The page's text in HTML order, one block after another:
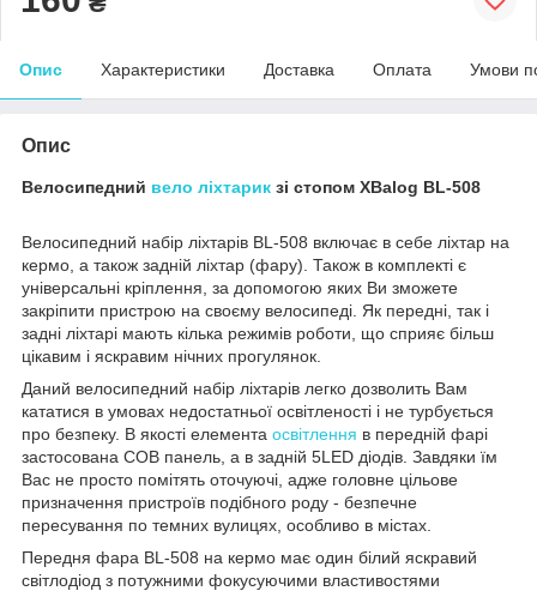
Опис Характеристики Доставка Оплата Умови
Опис
Велосипедний вело ліхтарик зі стопом XBalog BL-508
Велосипедний набір ліхтарів BL-508 включає в себе ліхтар на
кермо, а також задній ліхтар (фару). Також в комплекті є
універсальні кріплення, за допомогою яких Ви зможете
закріпити пристрою на своєму велосипеді. Як передні, так і
задні ліхтарі мають кілька режимів роботи, що сприяє більш
цікавим і яскравим нічних прогулянок.
Даний велосипедний набір ліхтарів легко дозволить Вам
кататися в умовах недостатньої освітленості і не турбується
про безпеку. В якості елемента освітлення в передній фарі
застосована COB панель, а в задній 5LED діодів. Завдяки їм
Вас не просто помітять оточуючі, адже головне цільове
призначення пристроїв подібного роду - безпечне
пересування по темних вулицях, особливо в містах.
Передня фара BL-508 на кермо має один білий яскравий
світлодіод з потужними фокусуючими властивостями